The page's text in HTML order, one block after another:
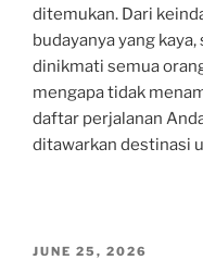
ditemukan. Dari
budayanya yang
dinikmati semua
mengapa tidak
daftar perjalanan
ditawarkan destinasi
POSTED
JUNE 25, 2026